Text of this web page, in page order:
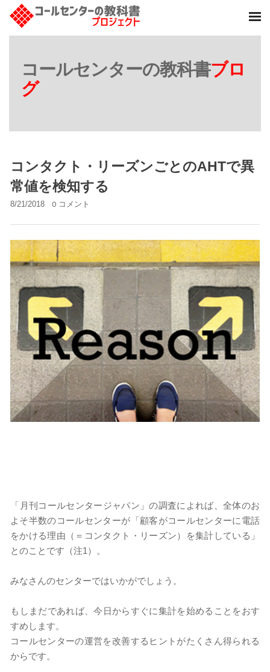
コールセンターの教科書ブロ
グ
コンタクト・リーズンごとのAHTで異
常値を検知する
8/21/2018 0 コメント
​​「月刊コールセンタージャパン」の調査によれば、全体のお
よそ半数のコールセンターが「顧客がコールセンターに電話
をかける理由（＝コンタクト・リーズン）を集計している」
とのことです（注1）。
​みなさんのセンターではいかがでしょう。
​​もしまだであれば、今日からすぐに集計を始めることをおす
すめします。
コールセンターの運営を改善するヒントがたくさん得られる
からです。